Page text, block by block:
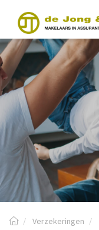
Verzekeringen